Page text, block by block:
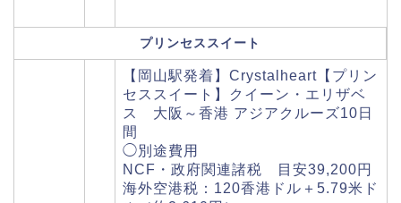
プリンセススイート
【岡山駅発着】Crystalheart【プリン
セススイート】クイーン・エリザベ
ス 大阪～香港 アジアクルーズ10日
間
◯別途費用
NCF・政府関連諸税 目安39,200円
海外空港税：120香港ドル＋5.79米ド